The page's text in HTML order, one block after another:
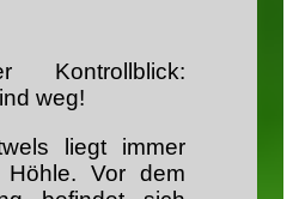
Kontrollblick:
weg!
liegt immer
Vor dem